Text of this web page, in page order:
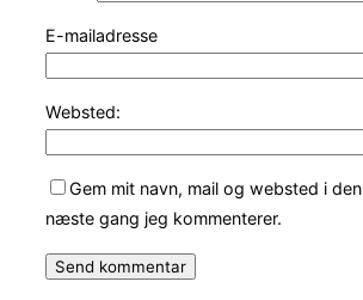
E-mailadresse
Websted:
Gem mit navn, mail og websted i
næste gang jeg kommenterer.